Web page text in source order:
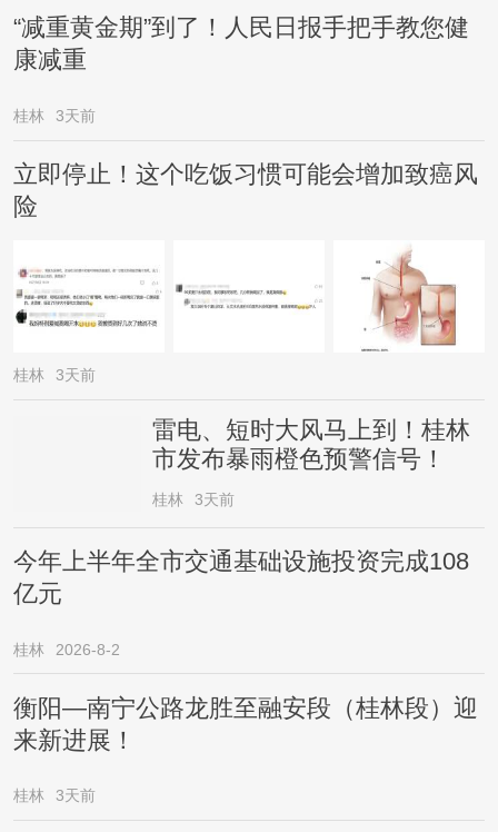
“减重黄金期”到了！人民日报手把手教您健
康减重
桂林 3天前
立即停止！这个吃饭习惯可能会增加致癌风
险
桂林 3天前
雷电、短时大风马上到！桂林
市发布暴雨橙色预警信号！
桂林 3天前
今年上半年全市交通基础设施投资完成108
亿元
桂林 2026-8-2
衡阳—南宁公路龙胜至融安段（桂林段）迎
来新进展！
桂林 3天前